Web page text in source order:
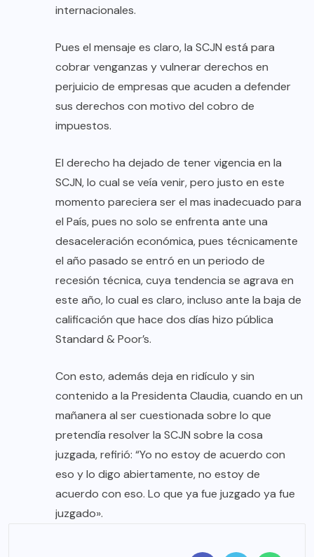
internacionales.
Pues el mensaje es claro, la SCJN está para
cobrar venganzas y vulnerar derechos en
perjuicio de empresas que acuden a defender
sus derechos con motivo del cobro de
impuestos.
El derecho ha dejado de tener vigencia en la
SCJN, lo cual se veía venir, pero justo en este
momento pareciera ser el mas inadecuado para
el País, pues no solo se enfrenta ante una
desaceleración económica, pues técnicamente
el año pasado se entró en un periodo de
recesión técnica, cuya tendencia se agrava en
este año, lo cual es claro, incluso ante la baja de
calificación que hace dos días hizo pública
Standard & Poor’s.
Con esto, además deja en ridículo y sin
contenido a la Presidenta Claudia, cuando en un
mañanera al ser cuestionada sobre lo que
pretendía resolver la SCJN sobre la cosa
juzgada, refirió: “Yo no estoy de acuerdo con
eso y lo digo abiertamente, no estoy de
acuerdo con eso. Lo que ya fue juzgado ya fue
juzgado».